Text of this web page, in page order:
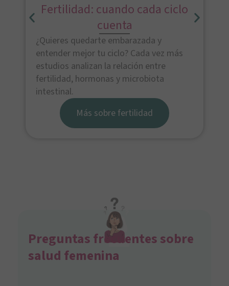
Fertilidad: cuando cada ciclo
cuenta
¿Quieres quedarte embarazada y
entender mejor tu ciclo? Cada vez más
estudios analizan la relación entre
fertilidad, hormonas y microbiota
intestinal.
Más sobre fertilidad
Preguntas frecuentes sobre
salud femenina